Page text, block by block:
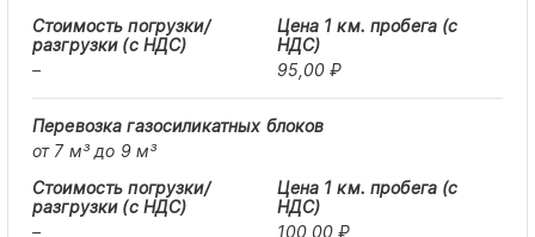
– 95,00 ₽
от 7 м³ до 9 м³
– 100,00 ₽